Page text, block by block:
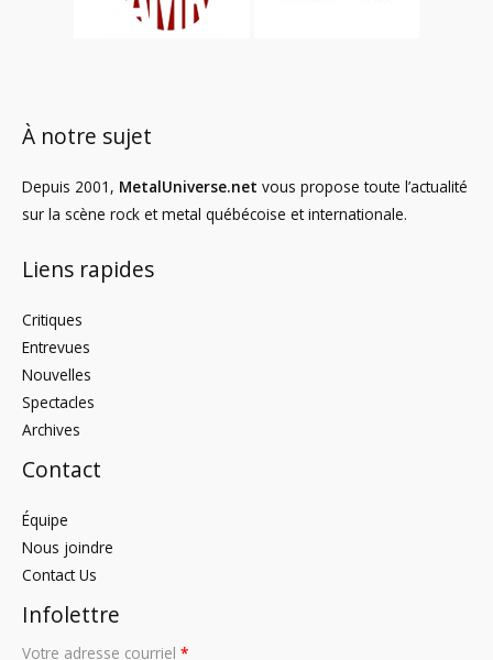
À notre sujet
Depuis 2001, MetalUniverse.net vous propose toute l’actualité
sur la scène rock et metal québécoise et internationale.
Liens rapides
Critiques
Entrevues
Nouvelles
Spectacles
Archives
Contact
Équipe
Nous joindre
Contact Us
Infolettre
Votre adresse courriel *